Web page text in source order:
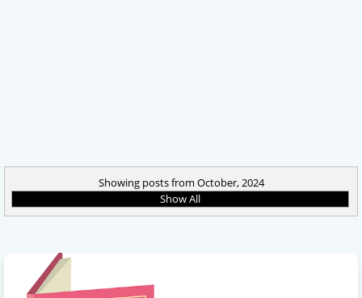
Showing posts from October, 2024
Show All